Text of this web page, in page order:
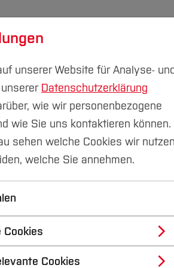
Transfer
vor
unserer Website für Analyse- und
Datenschutzerklärung
wie wir personenbezogene
wie Sie uns kontaktieren können.
sehen welche Cookies wir nutzen
welche Sie annehmen.
Cookies
Cookies